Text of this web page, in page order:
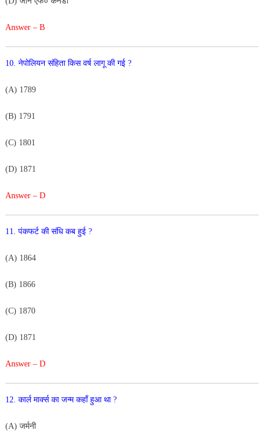
Answer – B
10. नेपोलियन संहिता किस वर्ष लागू की गई ?
(A) 1 789
(B) 1791
(C) 1801
(D) 1871
Answer – D
11. पंकफर्ट की संधि कब हुई ?
(A) 1864
(B) 1866
(C) 1870
(D) 1871
Answer – D
12 कार्ल मार्क्स का जन्म कहाँ हुआ था ?
(A) जर्मनी